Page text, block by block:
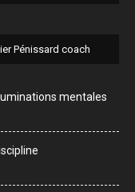
Pénissard coach
mentales